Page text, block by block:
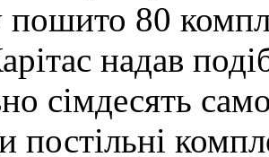
пошито 80
надав
сімдесять
постільні